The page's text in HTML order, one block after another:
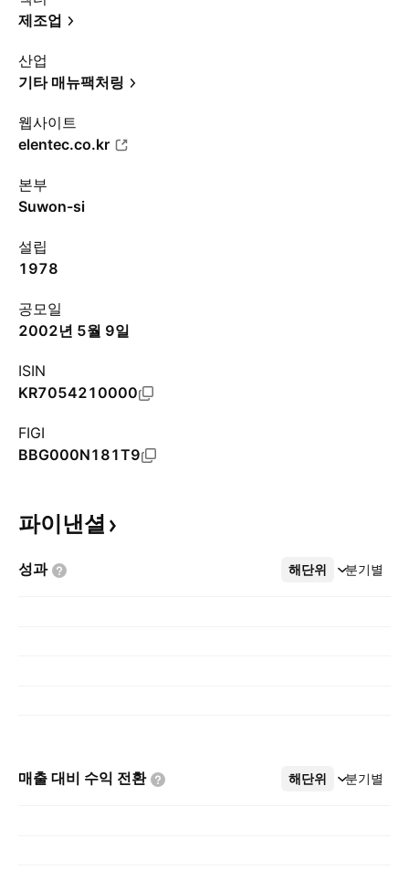
제조업
산업
기타 매뉴팩처링
웹사이트
elentec.co.kr
본부
Suwon-si
설립
1978
공모일
2002년 5월 9일
ISIN
KR7054210000
FIGI
BBG000N181T9
파이낸셜
성과 해단위 분기별
더보기
매출 대비 수익 전환 해단위 분기별
더보기